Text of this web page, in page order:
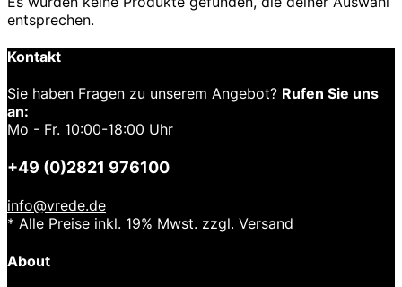
entsprechen.
Kontakt
Sie haben Fragen zu unserem Angebot? Rufen Sie uns
an:
Mo - Fr. 10:00-18:00 Uhr
+49 (0)2821 976100
info@vrede.de
* Alle Preise inkl. 19% Mwst. zzgl. Versand
About